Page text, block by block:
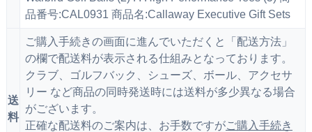
品番号:CAL0931 商品名:Callaway Executive Gift Sets
送
料
ご購入手続きの画面に進んでいただくと「配送方法」
の欄で配送料が表示される仕組みとなっております。
クラブ、ゴルフバック、シューズ、ボール、アクセサ
リー など商品の同時発送時には送料が多少異なる場合
がございます。
正確な配送料のご案内は、お手数ですがご購入手続き